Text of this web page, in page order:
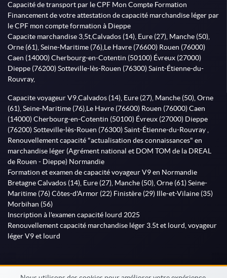
Capacité de transport par le CPF Mon Compte Formation
Financement de votre attestation de capacité marchandise léger par
le CPF mon compte formation à Dieppe
Capacite marchandise 3,5t,Calvados (14), Eure (27), Manche (50),
Orne (61), Seine-Maritime (76),Le Havre (76600) Rouen (76000)
Caen (14000) Cherbourg-en-Cotentin (50100) Évreux (27000)
Dieppe (76200) Sotteville-lès-Rouen (76300) Saint-Étienne-du-
Rouvray,
Capacite voyageur V9,Calvados (14), Eure (27), Manche (50), Orne
(61), Seine-Maritime (76),Le Havre (76600) Rouen (76000) Caen
(14000) Cherbourg-en-Cotentin (50100) Évreux (27000) Dieppe
(76200) Sotteville-lès-Rouen (76300) Saint-Étienne-du-Rouvray ,
Renouvellement capacité "actualisation des connaissances" en
marchandise léger (Agrément national et DOM TOM de la DREAL
de Rouen - Dieppe) Normandie
Formation et examen de capacité voyageur V9 en Normandie
Bretagne Calvados (14), Eure (27), Manche (50), Orne (61) Seine-
Maritime (76) Côtes-d'Armor (22) Finistère (29) Ille-et-Vilaine (35)
Morbihan (56)
Inscription à l'examen capacité lourd 2025
Renouvellement capacité marchandise léger 3.5t et lourd, voyageur
léger V9 et lourd